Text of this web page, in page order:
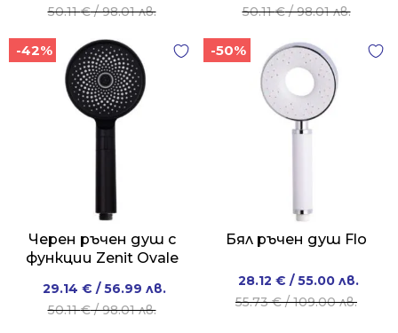
50.11€/ 98.01 лв.
price
50.11 €
/
98.01 лв..
price
29.14 €
/
56.99 лв..
50.11€/ 98.01 лв.
price
50.11 €
98.01 лв..
price
29.14 €
56.99 лв..
-42%
Черен ръчен душ с
функции Zenit Ovale
50.11€/ 98.01 лв.
Original
price
29.14 € / 56.99 лв.
Current
price
-50%
Бял ръчен душ Flo
55.73€/ 109.00 лв.
Original
price
28.12 € / 55.00 лв.
Current
price